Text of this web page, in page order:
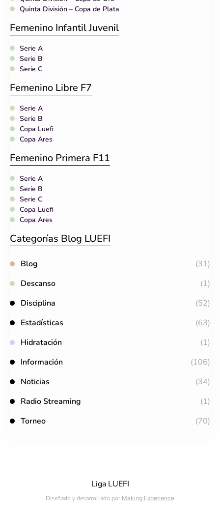
Quinta División – Copa de Plata
Femenino Infantil Juvenil
Serie A
Serie B
Serie C
Femenino Libre F7
Serie A
Serie B
Copa Luefi
Copa Ares
Femenino Primera F11
Serie A
Serie B
Serie C
Copa Luefi
Copa Ares
Categorías Blog LUEFI
Blog
(31)
Descanso
(1)
Disciplina
(52)
Estadísticas
(63)
Hidratación
(1)
Información
(106)
Noticias
(34)
Radio Streaming
(1)
Torneo
(70)
Liga LUEFI
Diseñado y desarrollado por Making Experience